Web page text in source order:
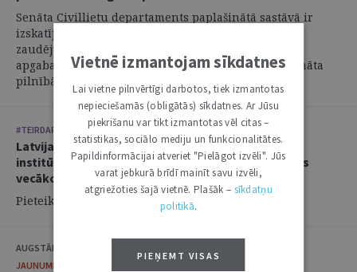
Senāta Civillietu departaments paplašinātā sastāvā ir
izskatījis atbildētāja kasācijas sūdzību lietā par
zaudējumu atlīdzību un atstājis negrozītu Rīgas
apgabaltiesas spriedumu, ar kuru prasība apmierināta
pilnībā. ...
#TEIRDARBS
Latvijas pārstāvja starptautiskajās cilvēktiesību
institūcijās birojs aicina savai komandai pievienoties
vecāko juristu
Pieteikšanās līdz: 25.06.2026.
AUGSTĀKĀ TIESA
JAUNUMI
Vietnē izmantojam sīkdatnes
Lai vietne pilnvērtīgi darbotos, tiek izmantotas
nepieciešamās (obligātās) sīkdatnes. Ar Jūsu
piekrišanu var tikt izmantotas vēl citas –
statistikas, sociālo mediju un funkcionalitātes.
Papildinformācijai atveriet "Pielāgot izvēli". Jūs
varat jebkurā brīdī mainīt savu izvēli,
atgriežoties šajā vietnē. Plašāk – sīkdatņu
politikā.
PIEŅEMT VISAS